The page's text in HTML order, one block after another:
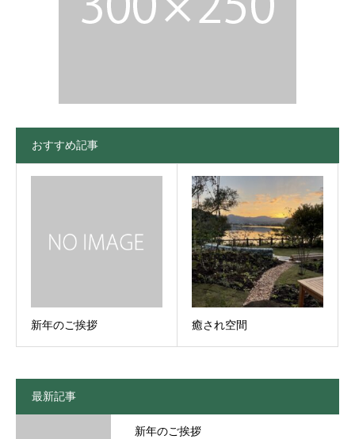
おすすめ記事
新年のご挨拶 癒され空間
最新記事
新年のご挨拶